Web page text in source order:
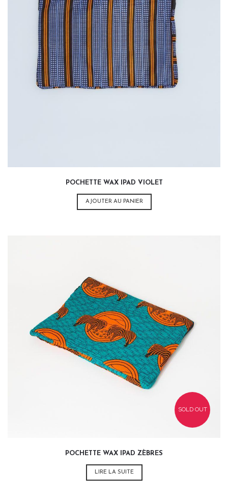
35,00€
POCHETTE WAX IPAD VIOLET
AJOUTER AU PANIER
35,00€
SOLD OUT
POCHETTE WAX IPAD ZÈBRES
LIRE LA SUITE